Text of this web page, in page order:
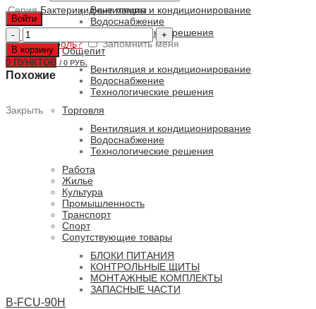
Войти
Забыли пароль? Запомнить меня
0 ПУНКТОВ / 0 РУБ.
Вентиляция и кондиционирование
Водоснабжение
Технологические решения
Общепит
Вентиляция и кондиционирование
Водоснабжение
Технологические решения
Торговля
Вентиляция и кондиционирование
Водоснабжение
Технологические решения
Работа
Жилье
Культура
Промышленность
Транспорт
Спорт
Сопутствующие товары
БЛОКИ ПИТАНИЯ
КОНТРОЛЬНЫЕ ЩИТЫ
МОНТАЖНЫЕ КОМПЛЕКТЫ
ЗАПАСНЫЕ ЧАСТИ
Серия Бактерицидные лампы
Количество
товара
CHS-
75W
В корзину
Похожие
Закрыть
B-FCU-90H